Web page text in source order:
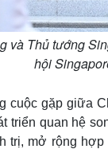
và Thủ tướng
hội
gặp giữa
triển quan hệ
trị, mở rộng